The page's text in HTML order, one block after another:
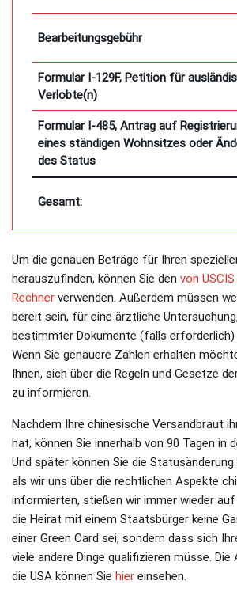
Bearbeitungsgebühr
Formular I-129F, Petition für
Verlobte(n)
Formular I-485, Antrag auf
eines ständigen Wohnsitzes oder
des Status
Gesamt:
Um die genauen Beträge für Ihren
herauszufinden, können Sie den von
Rechner verwenden. Außerdem müssen
bereit sein, für eine ärztliche
bestimmter Dokumente (falls erforderlich)
Wenn Sie genauere Zahlen erhalten
Ihnen, sich über die Regeln und Gesetze
zu informieren.
Nachdem Ihre chinesische Versandbraut
hat, können Sie innerhalb von 90 Tagen in
Und später können Sie die
als wir uns über die rechtlichen Aspekte
informierten, stießen wir immer wieder auf
die Heirat mit einem Staatsbürger keine
einer Green Card sei, sondern dass sich
viele andere Dinge qualifizieren müsse.
die USA können Sie hier einsehen.